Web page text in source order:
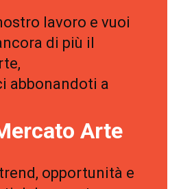
lavoro e vuoi
di più il
abbonandoti a
Arte
opportunità e